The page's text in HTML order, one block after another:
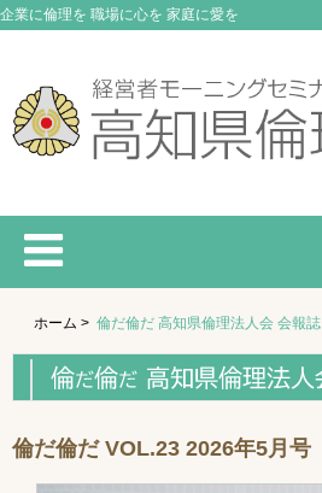
企業に倫理を 職場に心を 家庭に愛を
ホーム > 倫だ倫だ 高知県倫理法人会 会報誌
倫だ倫だ VOL.23 2026年5月号